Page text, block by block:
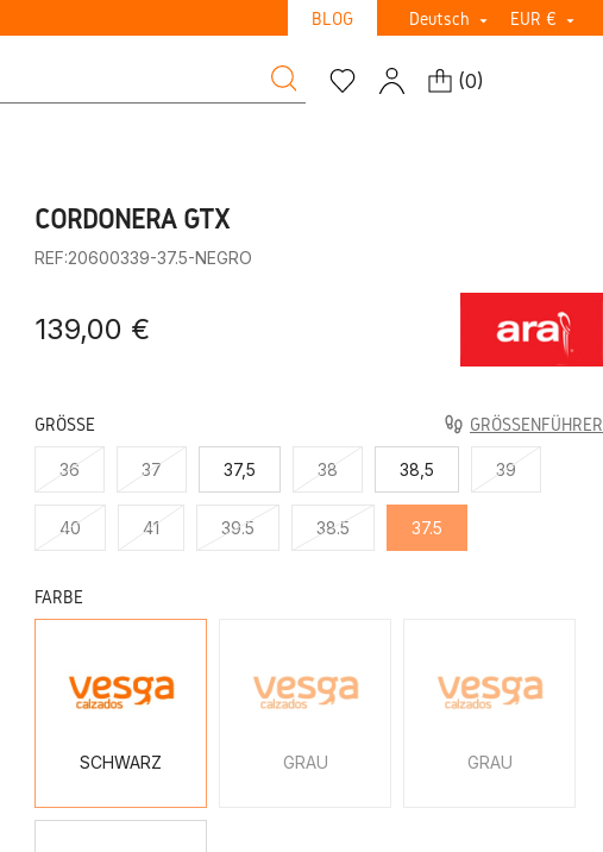
BLOG Deutsch  EUR € 
(0)
CORDONERA GTX
REF:20600339-37.5-NEGRO
139,00 €
GRÖSSE GRÖSSENFÜHRER
36 37 37,5 38 38,5 39
40 41 39.5 38.5 37.5
FARBE
SCHWARZ GRAU GRAU